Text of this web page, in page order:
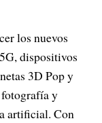
los nuevos
dispositivos
3D Pop y
y
artificial. Con